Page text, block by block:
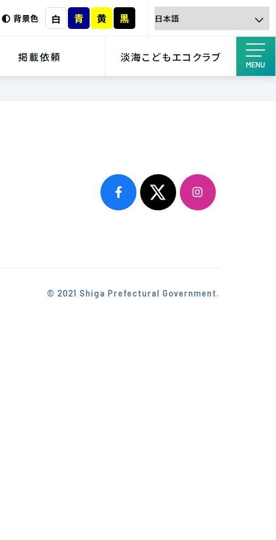
背景色 白 青 黄 黒
掲載依頼 淡海こどもエコクラブ
MENU
© 2021 Shiga Prefectural Government.